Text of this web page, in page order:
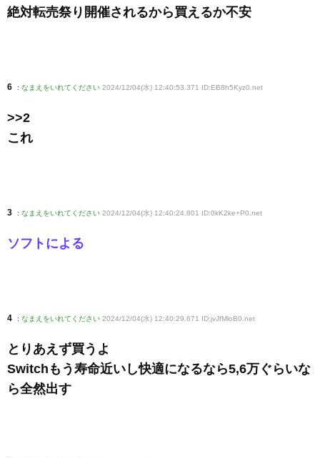
絶対転売祭り開催されるから買えるか不安
6 : なまえをいれてください 2024/12/04(水) 12:40:53.371 ID:EB8h5Kyz0 .net
>>2
これ
3 : なまえをいれてください 2024/12/04(水) 12:40:24.801 ID:0kK2ke+P0 .net
ソフトによる
4 : なまえをいれてください 2024/12/04(水) 12:40:29.671 ID:jvJfMloB0.net
とりあえず買うよ
Switchもう寿命近いし快適になるなら5,6万ぐらいな
ら全然出す